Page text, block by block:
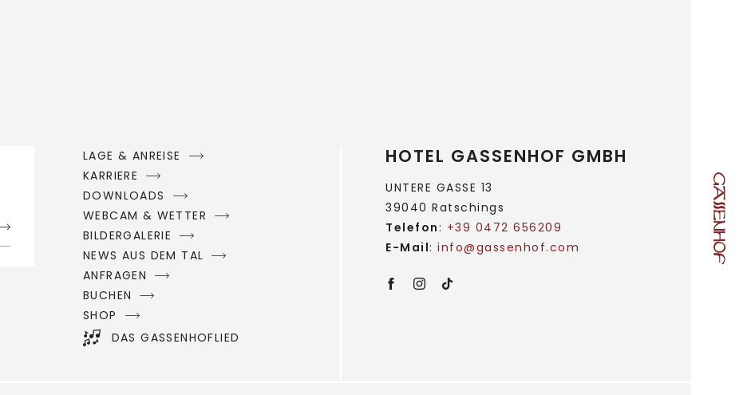
LAGE & ANREISE
KARRIERE
DOWNLOADS
WEBCAM & WETTER
BILDERGALERIE
NEWS AUS DEM TAL
ANFRAGEN
BUCHEN
SHOP
DAS GASSENHOFLIED
HOTEL GASSENHOF GMBH
UNTERE GASSE 13
39040 Ratschings
Telefon: +39 0472 656209
E-Mail: info@gassenhof.com